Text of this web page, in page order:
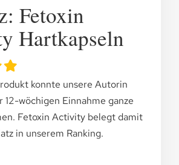
Fetoxin
Hartkapseln
konnte unsere Autorin
12-wöchigen Einnahme ganze
Fetoxin Activity belegt damit
in unserem Ranking.